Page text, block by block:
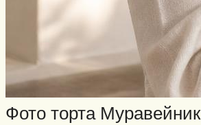
Фото торта Муравейник